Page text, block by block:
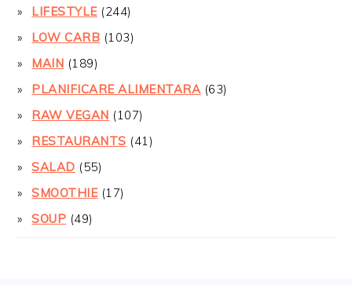
LIFESTYLE(244)
LOW CARB (103)
MAIN (189)
PLANIFICARE ALIMENTARA(63)
RAW VEGAN (107)
RESTAURANTS (41)
SALAD (55)
SMOOTHIE(17)
SOUP (49)